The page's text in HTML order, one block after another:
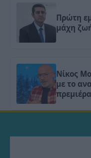
Πρώτη
μάχη
Νίκος
με το
πρεμιέρα